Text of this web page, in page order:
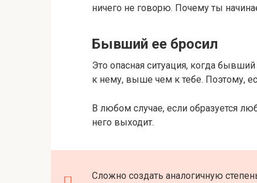
ничего не говорю. Почему ты
Бывший ее бросил
Это опасная ситуация, когда
к нему, выше чем к тебе. Поэтому,
В любом случае, если образуется
него выходит.
Сложно создать аналогичную